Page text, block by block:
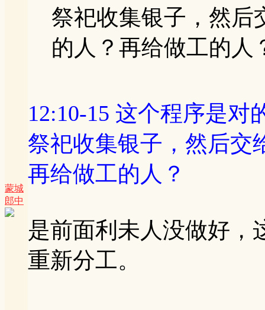
蒙城
郎中
祭祀收集银子，然后
的人？再给做工的人
12:10-15 这个程序是对
祭祀收集银子，然后交
再给做工的人？
是前面利未人没做好，
重新分工。